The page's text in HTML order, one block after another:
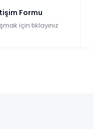
Formu
için tıklayınız